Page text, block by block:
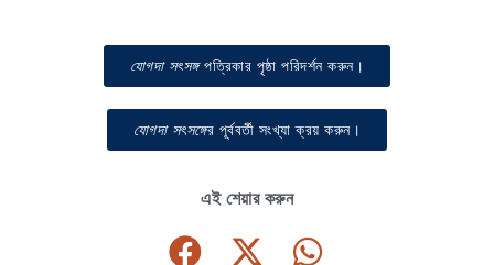
যোগদা সৎসঙ্গপত্রিকার পৃষ্ঠা পরিদর্শন করুন।
যোগদা সৎসঙ্গের পূর্ববর্তী সংখ্যা ক্রয় করুন।
এই শেয়ার করুন